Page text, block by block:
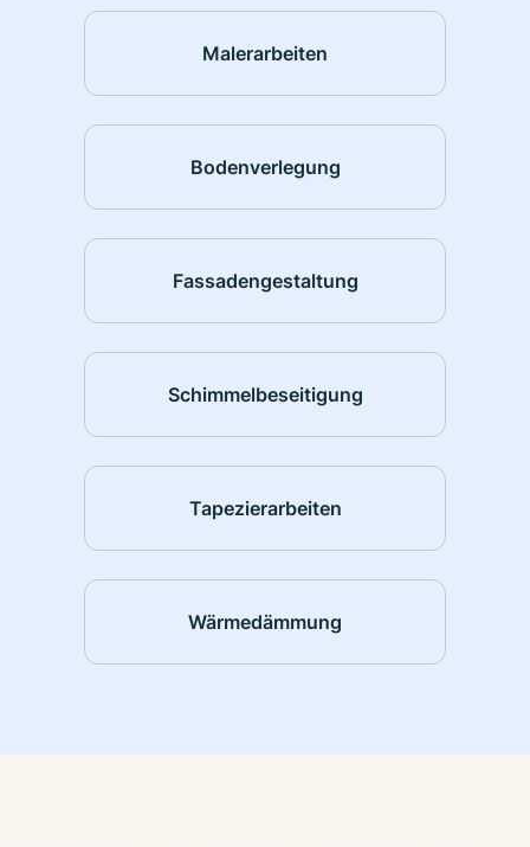
Malerarbeiten
Bodenverlegung
Fassadengestaltung
Schimmelbeseitigung
Tapezierarbeiten
Wärmedämmung